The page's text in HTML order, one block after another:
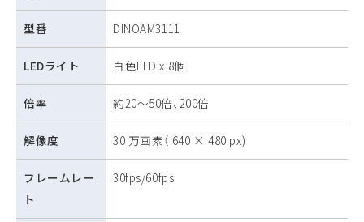
型番 DINOAM3111
LEDライト 白色LED x 8個
倍率 約20～50倍、200倍
解像度 30 万画素（ 640 × 480 px)
フレームレー
ト
30fps/60fps